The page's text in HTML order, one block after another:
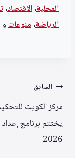
المحلية،الاقتصاد،
الرياضة،منوعاتو
تصفّح
المقالات
السابق
مركز الكويت
يختتم برنامج
2026